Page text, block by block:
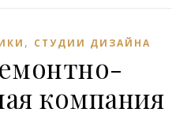
, СТУДИИ ДИЗАЙНА
компания